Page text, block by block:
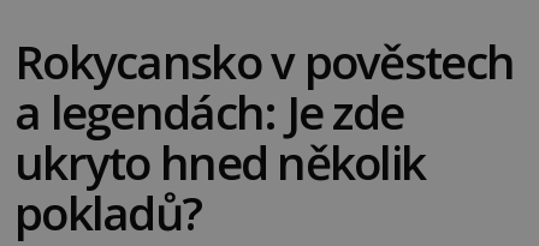
Rokycansko v pověstech
a legendách: Je zde
ukryto hned několik
pokladů?